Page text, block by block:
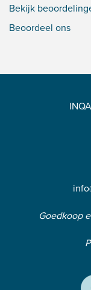
Bekijk
Beoordeel ons
Goedkoop